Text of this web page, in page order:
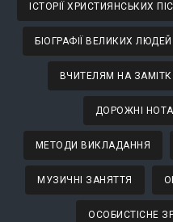
ІСТОРІЇ ХРИСТИЯНСЬКИХ
БІОГРАФІЇ ВЕЛИКИХ ЛЮДЕЙ
ВЧИТЕЛЯМ НА
ДОРОЖНІ
МЕТОДИ ВИКЛАДАННЯ
МУЗИЧНІ ЗАНЯТТЯ
ОСОБИСТІСНЕ